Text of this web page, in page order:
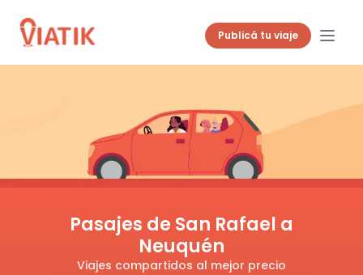
Publicá tu viaje
Pasajes de San Rafael a
Neuquén
Viajes compartidos al mejor precio